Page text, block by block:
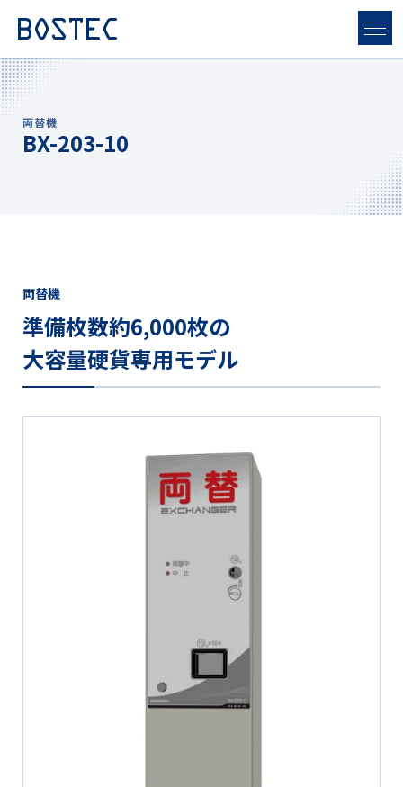
両替機
BX-203-10
両替機
準備枚数約6,000枚の
大容量硬貨専用モデル